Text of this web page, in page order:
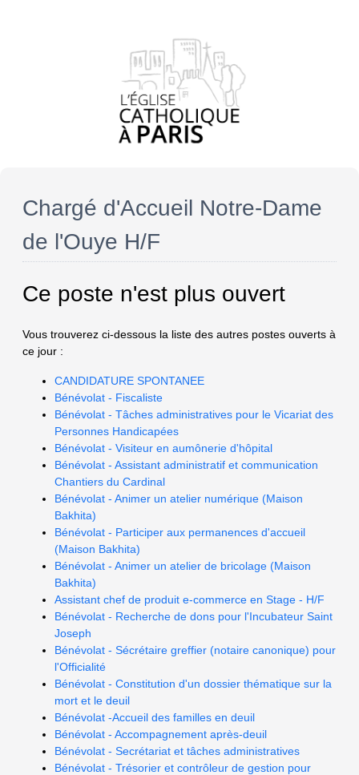
Chargé d'Accueil Notre-Dame
de l'Ouye H/F
Ce poste n'est plus ouvert
Vous trouverez ci-dessous la liste des autres postes ouverts à
ce jour :
CANDIDATURE SPONTANEE
Bénévolat - Fiscaliste
Bénévolat - Tâches administratives pour le Vicariat des
Personnes Handicapées
Bénévolat - Visiteur en aumônerie d'hôpital
Bénévolat - Assistant administratif et communication
Chantiers du Cardinal
Bénévolat - Animer un atelier numérique (Maison
Bakhita)
Bénévolat - Participer aux permanences d'accueil
(Maison Bakhita)
Bénévolat - Animer un atelier de bricolage (Maison
Bakhita)
Assistant chef de produit e-commerce en Stage - H/F
Bénévolat - Recherche de dons pour l'Incubateur Saint
Joseph
Bénévolat - Sécrétaire greffier (notaire canonique) pour
l'Officialité
Bénévolat - Constitution d'un dossier thématique sur la
mort et le deuil
Bénévolat -Accueil des familles en deuil
Bénévolat - Accompagnement après-deuil
Bénévolat - Secrétariat et tâches administratives
Bénévolat - Trésorier et contrôleur de gestion pour